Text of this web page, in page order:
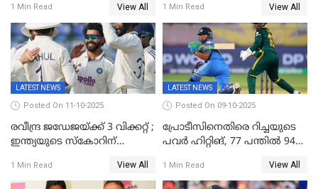
ഉൾപ്പെടുത്തിയില്ല
1 Min Read View All
ജപ്പാന്റെ ആദ്യ ജയം
1 Min Read View All
LATEST NEWS
Posted On 11-10-2025
രവീന്ദ്ര ജഡേജയ്ക്ക് 3 വിക്കറ്റ് ;
ഇന്ത്യയുടെ സ്കോറിന്
നാല് വിക്കറ്റ് നഷ്ടം
1 Min Read View All
LATEST NEWS
Posted On 09-10-2025
പ്രോടീസിനെതിരെ റിച്ചയുടെ
പവർ ഹിറ്റിങ്, 77 പന്തില്‍ 94
ലക്ഷ്യമൊരുക്കി ഇന്ത്യ; 28
വര്‍ഷം പഴക്കമുള്ള ലോക
1 Min Read View All